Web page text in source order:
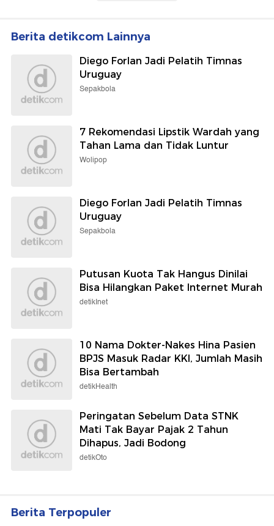
Berita detikcom Lainnya
Diego Forlan Jadi Pelatih Timnas
Uruguay
Sepakbola
7 Rekomendasi Lipstik Wardah yang
Tahan Lama dan Tidak Luntur
Wolipop
Diego Forlan Jadi Pelatih Timnas
Uruguay
Sepakbola
Putusan Kuota Tak Hangus Dinilai
Bisa Hilangkan Paket Internet Murah
detikInet
10 Nama Dokter-Nakes Hina Pasien
BPJS Masuk Radar KKI, Jumlah Masih
Bisa Bertambah
detikHealth
Peringatan Sebelum Data STNK
Mati Tak Bayar Pajak 2 Tahun
Dihapus, Jadi Bodong
detikOto
Berita Terpopuler